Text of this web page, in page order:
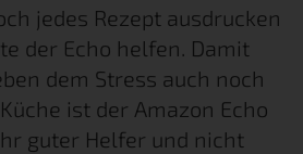
jedes Rezept ausdrucken
der Echo helfen. Damit
dem Stress auch noch
ist der Amazon Echo
guter Helfer und nicht